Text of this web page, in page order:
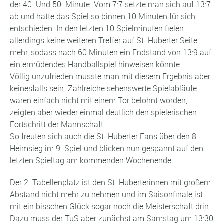
der 40. Und 50. Minute. Vom 7:7 setzte man sich auf 13:7
ab und hatte das Spiel so binnen 10 Minuten für sich
entschieden. In den letzten 10 Spielminuten fielen
allerdings keine weiteren Treffer auf St. Huberter Seite
mehr, sodass nach 60 Minuten ein Endstand von 13:9 auf
ein ermüdendes Handballspiel hinweisen könnte.
Völlig unzufrieden musste man mit diesem Ergebnis aber
keinesfalls sein. Zahlreiche sehenswerte Spielabläufe
waren einfach nicht mit einem Tor belohnt worden,
zeigten aber wieder einmal deutlich den spielerischen
Fortschritt der Mannschaft.
So freuten sich auch die St. Huberter Fans über den 8.
Heimsieg im 9. Spiel und blicken nun gespannt auf den
letzten Spieltag am kommenden Wochenende.
Der 2. Tabellenplatz ist den St. Huberterinnen mit großem
Abstand nicht mehr zu nehmen und im Saisonfinale ist
mit ein bisschen Glück sogar noch die Meisterschaft drin.
Dazu muss der TuS aber zunächst am Samstag um 13:30